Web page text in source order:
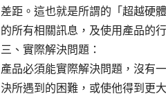
差距。這也就是所謂的「超越硬
的所有相關訊息，及使用產品的
三、實際解決問題：
產品必須能實際解決問題，沒有
決所遇到的困難，或使他得到更